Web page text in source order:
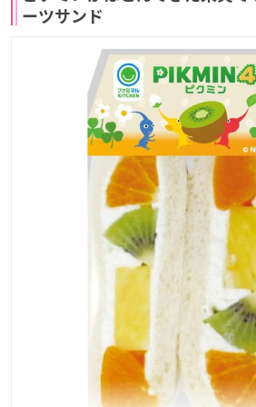
ーツサンド